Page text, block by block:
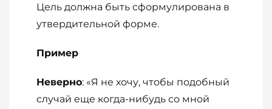
Цель должна быть сформулирована в
утвердительной форме.
Пример
Неверно: «Я не хочу, чтобы подобный
случай еще когда-нибудь со мной